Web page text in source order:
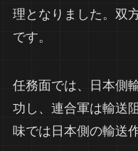
理となりました。双
です。
任務面では、日本側
功し、連合軍は輸送
味では日本側の輸送